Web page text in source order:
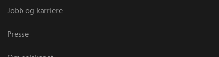
Jobb og karriere
Presse